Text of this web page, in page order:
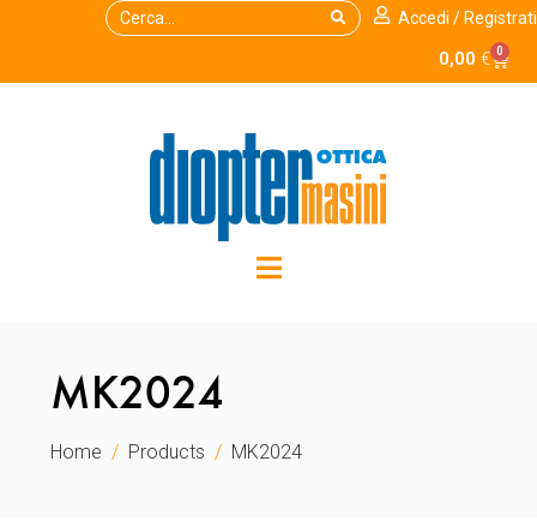
Accedi / Registrati
0,00 € 0
MK2024
Home Products MK2024